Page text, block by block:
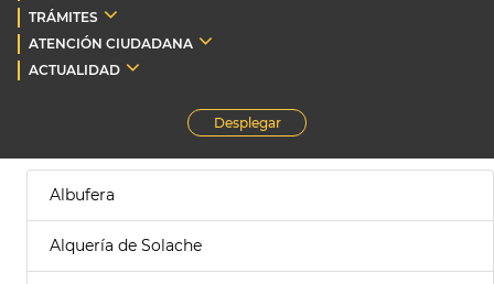
TRÁMITES
ATENCIÓN CIUDADANA
ACTUALIDAD
Desplegar
Albufera
Alquería de Solache